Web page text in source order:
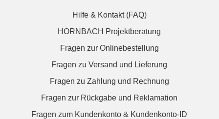
Hilfe & Kontakt (FAQ)
HORNBACH Projektberatung
Fragen zur Onlinebestellung
Fragen zu Versand und Lieferung
Fragen zu Zahlung und Rechnung
Fragen zur Rückgabe und Reklamation
Fragen zum Kundenkonto & Kundenkonto-ID